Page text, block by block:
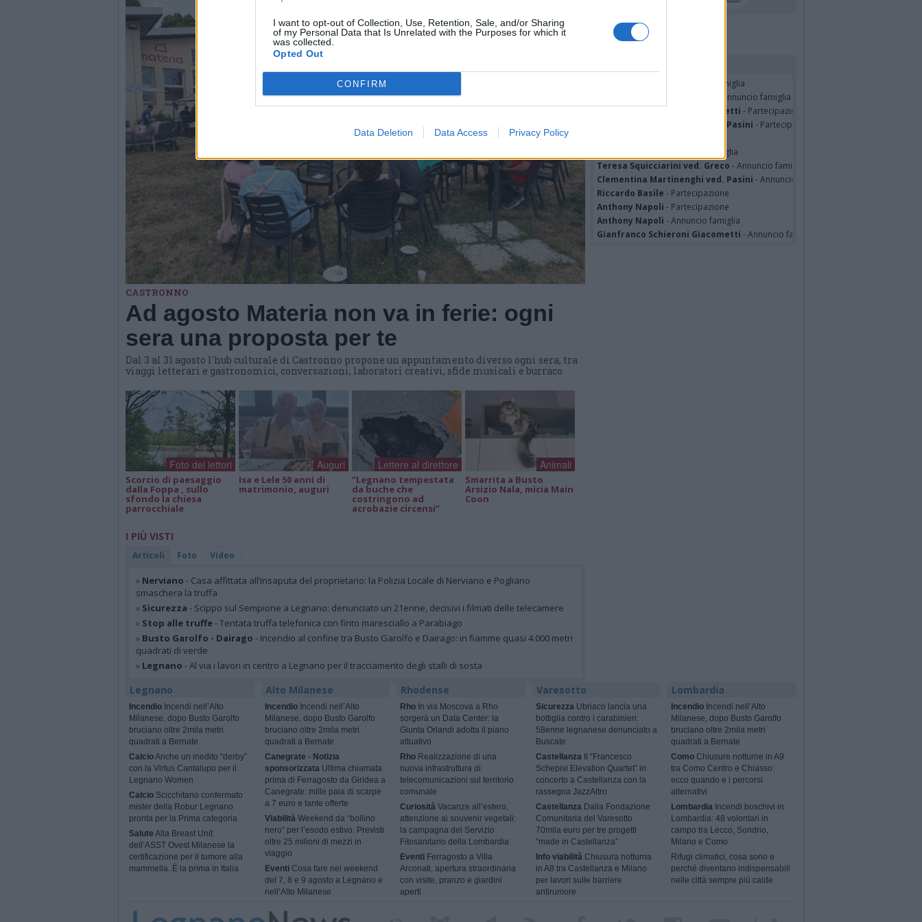
I want to opt-out of Collection, Use, Retention, Sale, and/or Sharing
of my Personal Data that Is Unrelated with the Purposes for which it
was collected.
Opted Out
CONFIRM
Data Deletion Data Access Privacy Policy
CASTRONNO
Ad agosto Materia non va in ferie: ogni
sera una proposta per te
Dal 3 al 31 agosto l'hub culturale di Castronno propone un appuntamento diverso ogni sera, tra
viaggi letterari e gastronomici, conversazioni, laboratori creativi, sfide musicali e burraco
Foto dei lettori
Scorcio di paesaggio
dalla Foppa , sullo
sfondo la chiesa
parrocchiale
Auguri
Isa e Lele 50 anni di
matrimonio, auguri
Lettere al direttore
“Legnano tempestata
da buche che
costringono ad
acrobazie circensi”
Animali
Smarrita a Busto
Arsizio Nala, micia Main
Coon
I PIÙ VISTI
Articoli Foto Video
» Nerviano - Casa affittata all’insaputa del proprietario: la Polizia Locale di Nerviano e Pogliano
smaschera la truffa
» Sicurezza - Scippo sul Sempione a Legnano: denunciato un 21enne, decisivi i filmati delle telecamere
» Stop alle truffe- Tentata truffa telefonica con finto maresciallo a Parabiago
» Busto Garolfo - Dairago - Incendio al confine tra Busto Garolfo e Dairago: in fiamme quasi 4.000 metri
quadrati di verde
» Legnano - Al via i lavori in centro a Legnano per il tracciamento degli stalli di sosta
- Annuncio famiglia
- Annuncio famiglia
Gianfranco Schieroni Giacometti - Partecipazione
Clementina Martinenghi ved. Pasini - Partecipazione
- Annuncio famiglia
Teresa Squicciarini ved. Greco - Annuncio famiglia
Clementina Martinenghi ved. Pasini - Annuncio famiglia
Riccardo Basile - Partecipazione
Anthony Napoli - Partecipazione
Anthony Napoli - Annuncio famiglia
Gianfranco Schieroni Giacometti - Annuncio famiglia
Legnano
Incendio Incendi nell’Alto
Milanese, dopo Busto Garolfo
bruciano oltre 2mila metri
quadrati a Bernate
CalcioAnche un inedito “derby”
con la Virtus Cantalupo per il
Legnano Women
Calcio Scicchitano confermato
mister della Robur Legnano
pronta per la Prima categoria
Salute Alla Breast Unit
dell’ASST Ovest Milanese la
certificazione per il tumore alla
mammella. È la prima in Italia
Alto Milanese
IncendioIncendi nell’Alto
Milanese, dopo Busto Garolfo
bruciano oltre 2mila metri
quadrati a Bernate
Canegrate - Notizia
sponsorizzataUltima chiamata
prima di Ferragosto da Giridea a
Canegrate: mille paia di scarpe
a 7 euro e tante offerte
ViabilitàWeekend da “bollino
nero” per l’esodo estivo. Previsti
oltre 25 milioni di mezzi in
viaggio
EventiCosa fare nel weekend
del 7, 8 e 9 agosto a Legnano e
nell’Alto Milanese
Rhodense
Rho In via Moscova a Rho
sorgerà un Data Center: la
Giunta Orlandi adotta il piano
attuativo
Rho Realizzazione di una
nuova infrastruttura di
telecomunicazioni sul territorio
comunale
Curiosità Vacanze all’estero,
attenzione ai souvenir vegetali:
la campagna del Servizio
Fitosanitario della Lombardia
Eventi Ferragosto a Villa
Arconati, apertura straordinaria
con visite, pranzo e giardini
aperti
Varesotto
SicurezzaUbriaco lancia una
bottiglia contro i carabinieri:
58enne legnanese denunciato a
Buscate
CastellanzaIl “Francesco
Schepisi Elevation Quartet” in
concerto a Castellanza con la
rassegna JazzAltro
CastellanzaDalla Fondazione
Comunitaria del Varesotto
70mila euro per tre progetti
“made in Castellanza”
Info viabilitàChiusura notturna
in A8 tra Castellanza e Milano
per lavori sulle barriere
antirumore
Lombardia
Incendio Incendi nell’Alto
Milanese, dopo Busto Garolfo
bruciano oltre 2mila metri
quadrati a Bernate
Como Chiusure notturne in A9
tra Como Centro e Chiasso:
ecco quando e i percorsi
alternativi
Lombardia Incendi boschivi in
Lombardia: 48 volontari in
campo tra Lecco, Sondrio,
Milano e Como
Rifugi climatici, cosa sono e
perché diventano indispensabili
nelle città sempre più calde